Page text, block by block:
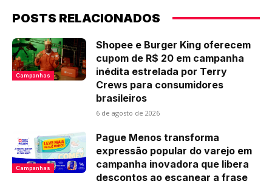
POSTS RELACIONADOS
Campanhas
Shopee e Burger King oferecem
cupom de R$ 20 em campanha
inédita estrelada por Terry
Crews para consumidores
brasileiros
6 de agosto de 2026
Campanhas
Pague Menos transforma
expressão popular do varejo em
campanha inovadora que libera
descontos ao escanear a frase